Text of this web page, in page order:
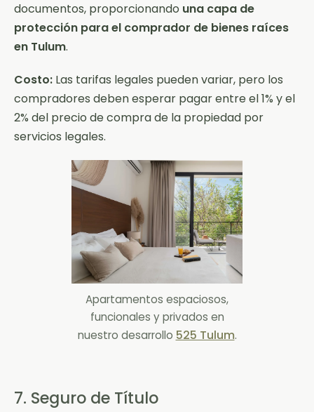
documentos, proporcionando una capa de
protección para el comprador de bienes raíces
en Tulum.
Costo: Las tarifas legales pueden variar, pero los
compradores deben esperar pagar entre el 1% y el
2% del precio de compra de la propiedad por
servicios legales.
Apartamentos espaciosos,
funcionales y privados en
nuestro desarrollo 525 Tulum.
7. Seguro de Título